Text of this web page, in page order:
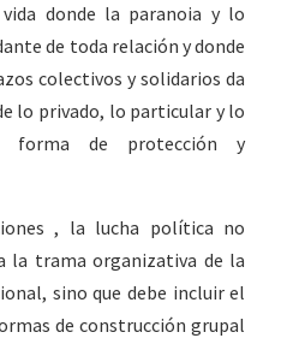
donde la paranoia y lo
de toda relación y donde
colectivos y solidarios da
lo privado, lo particular y lo
forma de protección y
, la lucha política no
la trama organizativa de la
sino que debe incluir el
de construcción grupal